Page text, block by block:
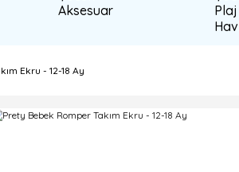
Ekru - 12-18 Ay